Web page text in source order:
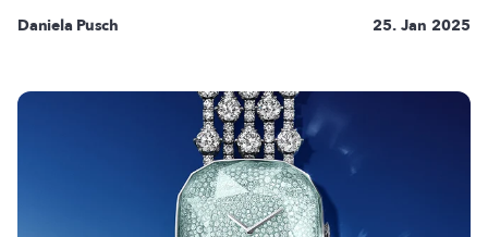
Daniela Pusch 25. Jan 2025